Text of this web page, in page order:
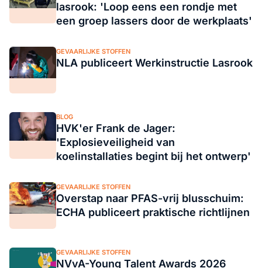
lasrook: 'Loop eens een rondje met
een groep lassers door de werkplaats'
GEVAARLIJKE STOFFEN
NLA publiceert Werkinstructie Lasrook
BLOG
HVK'er Frank de Jager:
'Explosieveiligheid van
koelinstallaties begint bij het ontwerp'
GEVAARLIJKE STOFFEN
Overstap naar PFAS-vrij blusschuim:
ECHA publiceert praktische richtlijnen
GEVAARLIJKE STOFFEN
NVvA-Young Talent Awards 2026